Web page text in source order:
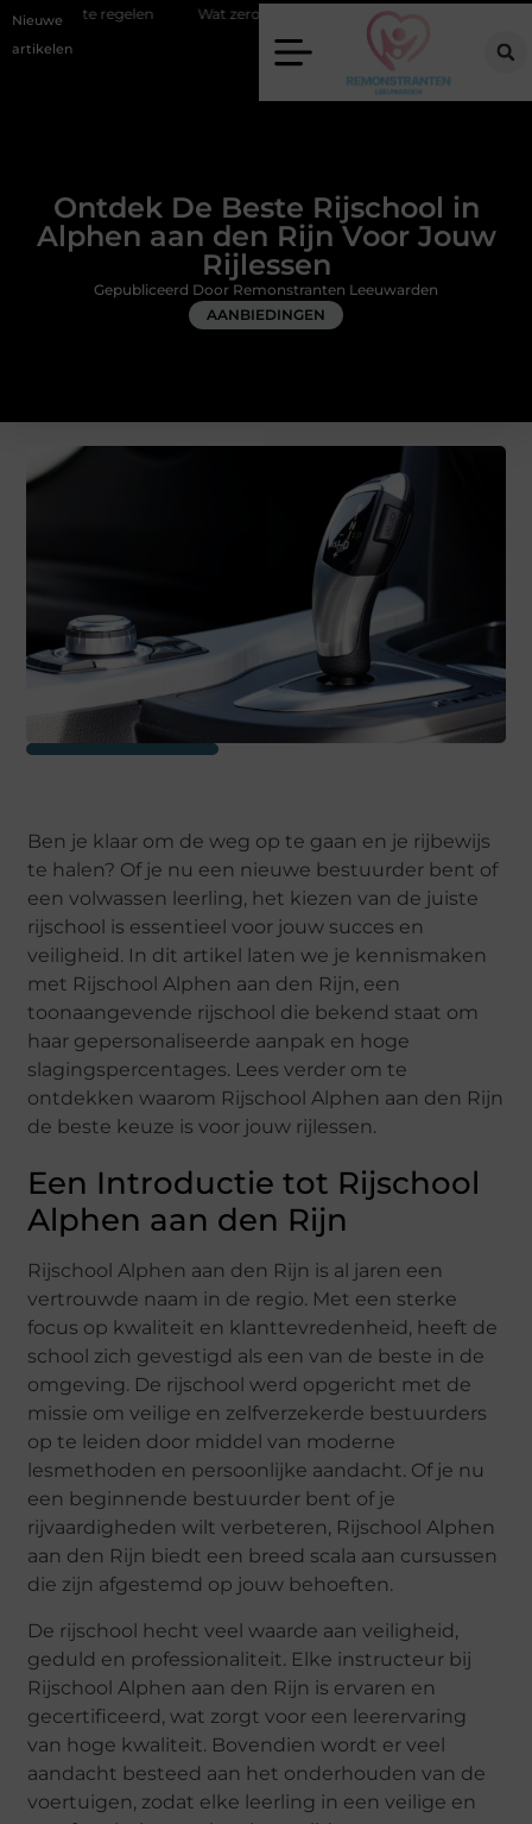
Nieuwe
artikelen
Wat zero-click search betekent voor de toekomst van online
Ontdek De Beste Rijschool in
Alphen aan den Rijn Voor Jouw
Rijlessen
AANBIEDINGEN
Gepubliceerd Door Remonstranten Leeuwarden
Ben je klaar om de weg op te gaan en je rijbewijs
te halen? Of je nu een nieuwe bestuurder bent of
een volwassen leerling, het kiezen van de juiste
rijschool is essentieel voor jouw succes en
veiligheid. In dit artikel laten we je kennismaken
met Rijschool Alphen aan den Rijn, een
toonaangevende rijschool die bekend staat om
haar gepersonaliseerde aanpak en hoge
slagingspercentages. Lees verder om te
ontdekken waarom Rijschool Alphen aan den Rijn
de beste keuze is voor jouw rijlessen.
Een Introductie tot Rijschool
Alphen aan den Rijn
Rijschool Alphen aan den Rijn is al jaren een
vertrouwde naam in de regio. Met een sterke
focus op kwaliteit en klanttevredenheid, heeft de
school zich gevestigd als een van de beste in de
omgeving. De rijschool werd opgericht met de
missie om veilige en zelfverzekerde bestuurders
op te leiden door middel van moderne
lesmethoden en persoonlijke aandacht. Of je nu
een beginnende bestuurder bent of je
rijvaardigheden wilt verbeteren, Rijschool Alphen
aan den Rijn biedt een breed scala aan cursussen
die zijn afgestemd op jouw behoeften.
De rijschool hecht veel waarde aan veiligheid,
geduld en professionaliteit. Elke instructeur bij
Rijschool Alphen aan den Rijn is ervaren en
gecertificeerd, wat zorgt voor een leerervaring
van hoge kwaliteit. Bovendien wordt er veel
aandacht besteed aan het onderhouden van de
voertuigen, zodat elke leerling in een veilige en